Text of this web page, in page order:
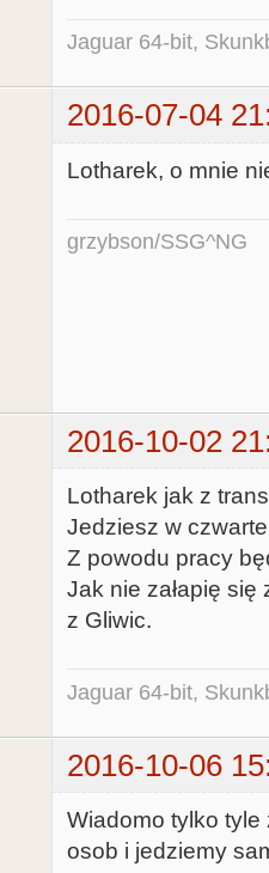
Jaguar 64-bit,
2016-07-04
Lotharek, o mnie
grzybson/SSG^NG
2016-10-02
Lotharek jak z
Jedziesz w
Z powodu pracy
Jak nie załapię
z Gliwic.
Jaguar 64-bit,
2016-10-06
Wiadomo tylko
osob i jedziemy